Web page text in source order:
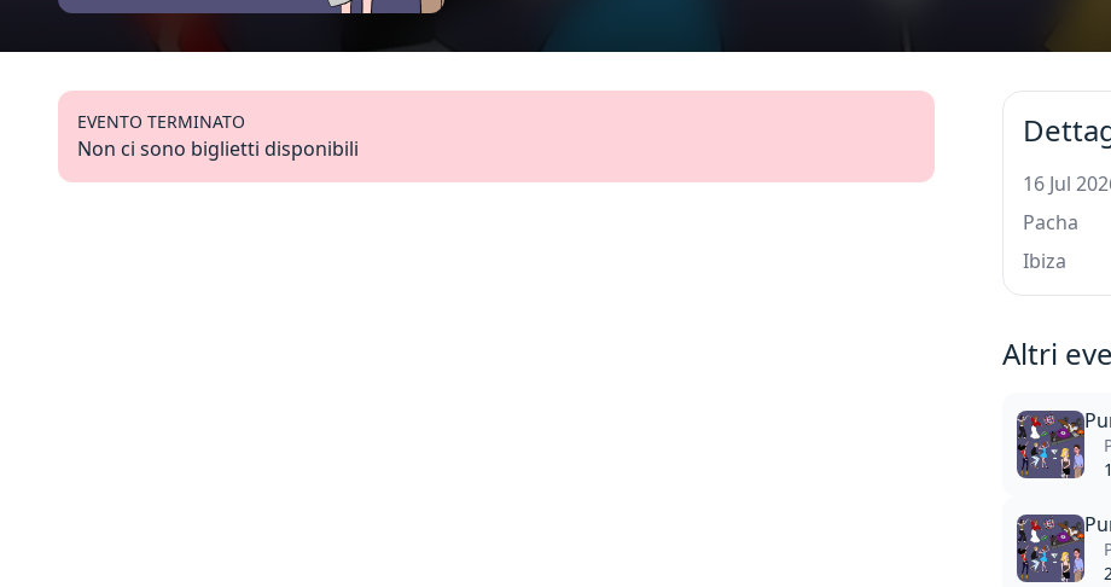
EVENTO TERMINATO
Non ci sono biglietti disponibili
16 Jul
Pacha
Ibiza
Altri